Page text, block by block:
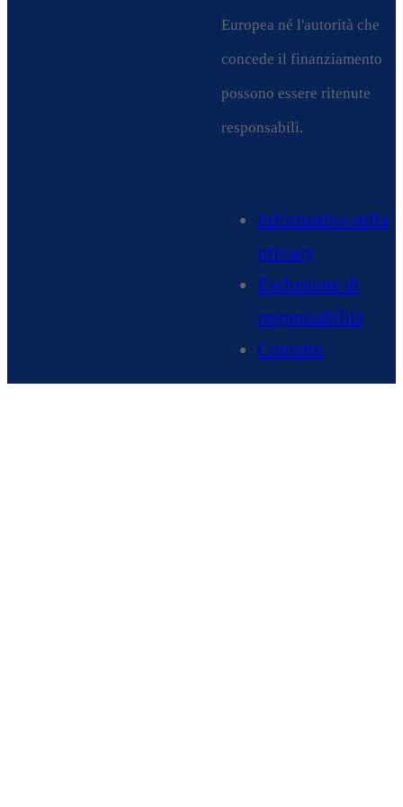
Europea né l'autorità che
concede il finanziamento
possono essere ritenute
responsabili.
Informativa sulla
privacy
Esclusione di
responsabilità
Contatto